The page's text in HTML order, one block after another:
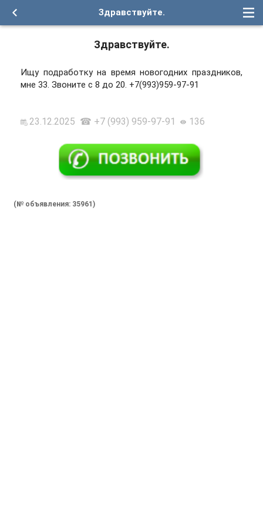
Здравствуйте.
Здравствуйте.
Ищу подработку на время новогодних праздников,
мне 33. Звоните с 8 до 20. +7(993)959-97-91
23.12.2025 ☎ +7 (993) 959-97-91 136
(№ объявления: 35961)